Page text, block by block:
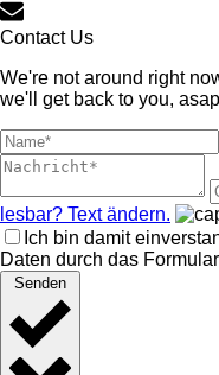
Contact Us
We're not around right
we'll get back to you,
lesbar? Text ändern.
Ich bin damit
Daten durch das
Senden